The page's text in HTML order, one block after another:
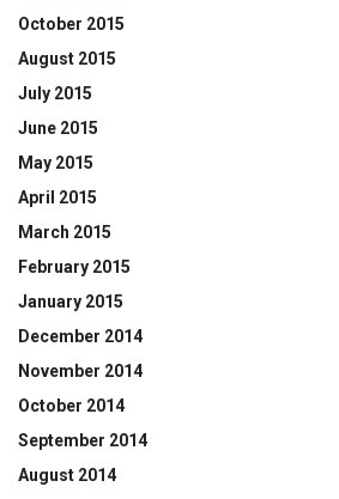
October 2015
August 2015
July 2015
June 2015
May 2015
April 2015
March 2015
February 2015
January 2015
December 2014
November 2014
October 2014
September 2014
August 2014